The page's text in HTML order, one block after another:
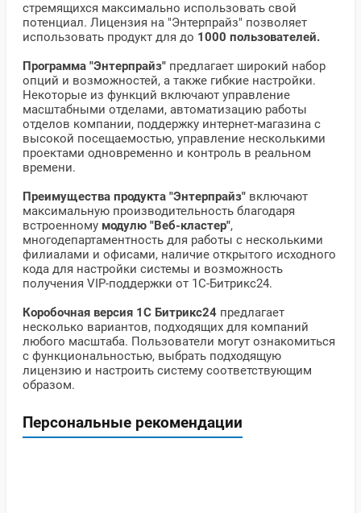
стремящихся максимально использовать свой
потенциал. Лицензия на "Энтерпрайз" позволяет
использовать продукт для до 1000 пользователей.
Программа "Энтерпрайз" предлагает широкий набор
опций и возможностей, а также гибкие настройки.
Некоторые из функций включают управление
масштабными отделами, автоматизацию работы
отделов компании, поддержку интернет-магазина с
высокой посещаемостью, управление несколькими
проектами одновременно и контроль в реальном
времени.
Преимущества продукта "Энтерпрайз" включают
максимальную производительность благодаря
встроенному модулю "Веб-кластер",
многодепартаментность для работы с несколькими
филиалами и офисами, наличие открытого исходного
кода для настройки системы и возможность
получения VIP-поддержки от 1С-Битрикс24.
Коробочная версия 1С Битрикс24 предлагает
несколько вариантов, подходящих для компаний
любого масштаба. Пользователи могут ознакомиться
с функциональностью, выбрать подходящую
лицензию и настроить систему соответствующим
образом.
Персональные рекомендации